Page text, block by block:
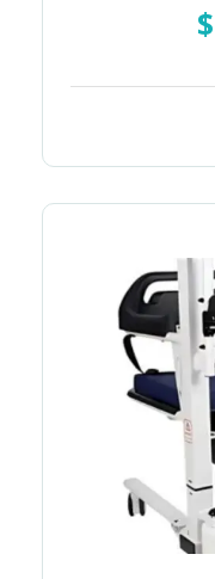
$